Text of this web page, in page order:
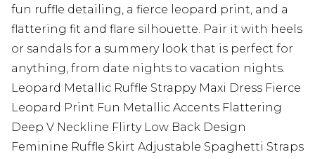
fun ruffle detailing, a fierce leopard print, and a
flattering fit and flare silhouette. Pair it with heels
or sandals for a summery look that is perfect for
anything, from date nights to vacation nights.
Leopard Metallic Ruffle Strappy Maxi Dress Fierce
Leopard Print Fun Metallic Accents Flattering
Deep V Neckline Flirty Low Back Design
Feminine Ruffle Skirt Adjustable Spaghetti Straps